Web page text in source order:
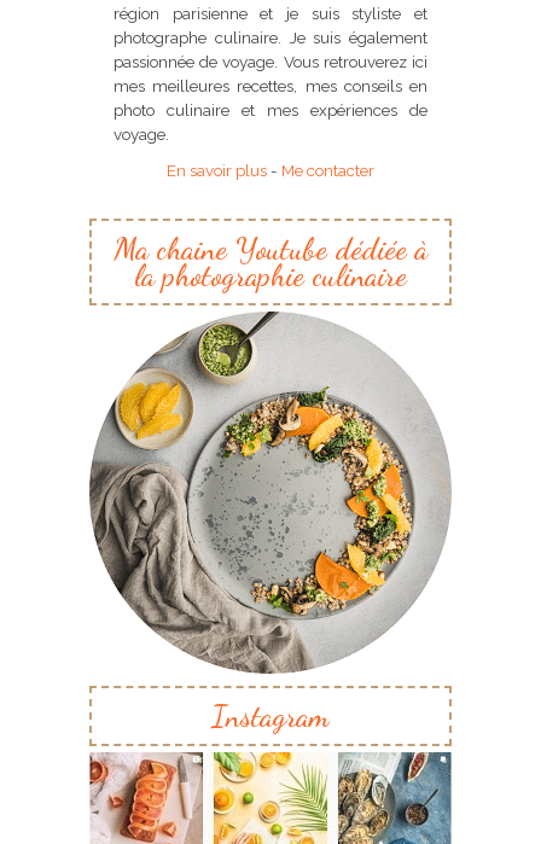
région parisienne et je suis styliste et
photographe culinaire. Je suis également
passionnée de voyage. Vous retrouverez ici
mes meilleures recettes, mes conseils en
photo culinaire et mes expériences de
voyage.
En savoir plus - Me contacter
Ma chaine Youtube dédiée à
la photographie culinaire
Instagram